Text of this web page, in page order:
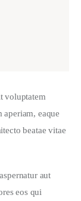
voluptatem
eaque
beatae vitae
aut
eos qui